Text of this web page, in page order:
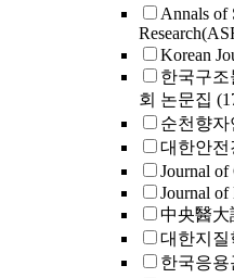
Annals of
Korean
한국구
회 논문집
순천향자
대한안전
Journal
Journal of
中央醫大
대한지질
한국응